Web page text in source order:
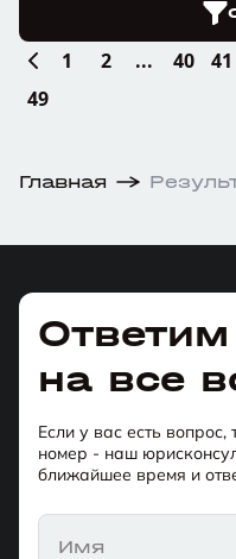
1 2 ... 40 41
49
Главная
Ответим
на все
Если у вас есть
номер - наш
ближайшее время и
Имя